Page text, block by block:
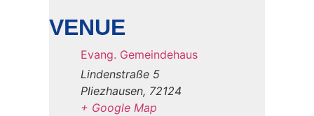
VENUE
Evang. Gemeindehaus
Lindenstraße 5
Pliezhausen, 72124
+ Google Map